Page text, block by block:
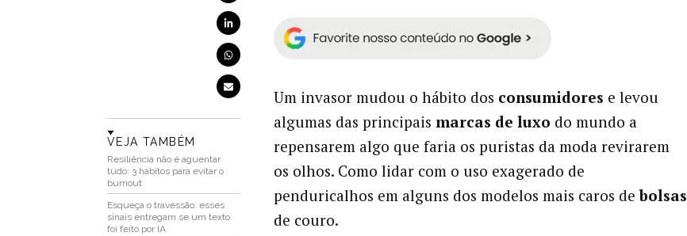
VEJA TAMBÉM
Resiliência não é aguentar
tudo: 3 hábitos para evitar o
burnout
Esqueça o travessão: esses
sinais entregam se um texto
foi feito por IA
Um invasor mudou o hábito dos consumidores e levou
algumas das principais marcas de luxo do mundo a
repensarem algo que faria os puristas da moda revirarem
os olhos. Como lidar com o uso exagerado de
penduricalhos em alguns dos modelos mais caros debolsas
de couro.